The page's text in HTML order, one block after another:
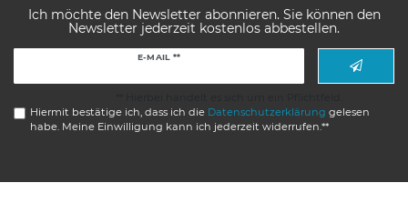
Ich möchte den Newsletter abonnieren. Sie können den
Newsletter jederzeit kostenlos abbestellen.
E-MAIL **
Hiermit bestätige ich, dass ich die Daten­schutz­erklärung gelesen
habe. Meine Einwilligung kann ich jederzeit widerrufen.**